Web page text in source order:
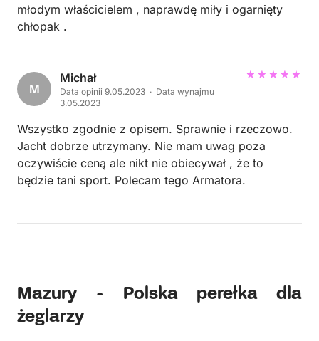
młodym właścicielem , naprawdę miły i ogarnięty
chłopak .
M
Michał
Data opinii 9.05.2023 · Data wynajmu
3.05.2023
Wszystko zgodnie z opisem. Sprawnie i rzeczowo.
Jacht dobrze utrzymany. Nie mam uwag poza
oczywiście ceną ale nikt nie obiecywał , że to
będzie tani sport. Polecam tego Armatora.
Mazury - Polska perełka dla
żeglarzy